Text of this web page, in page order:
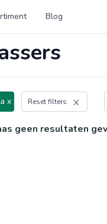
Blog
x Reset filters
geen resultaten